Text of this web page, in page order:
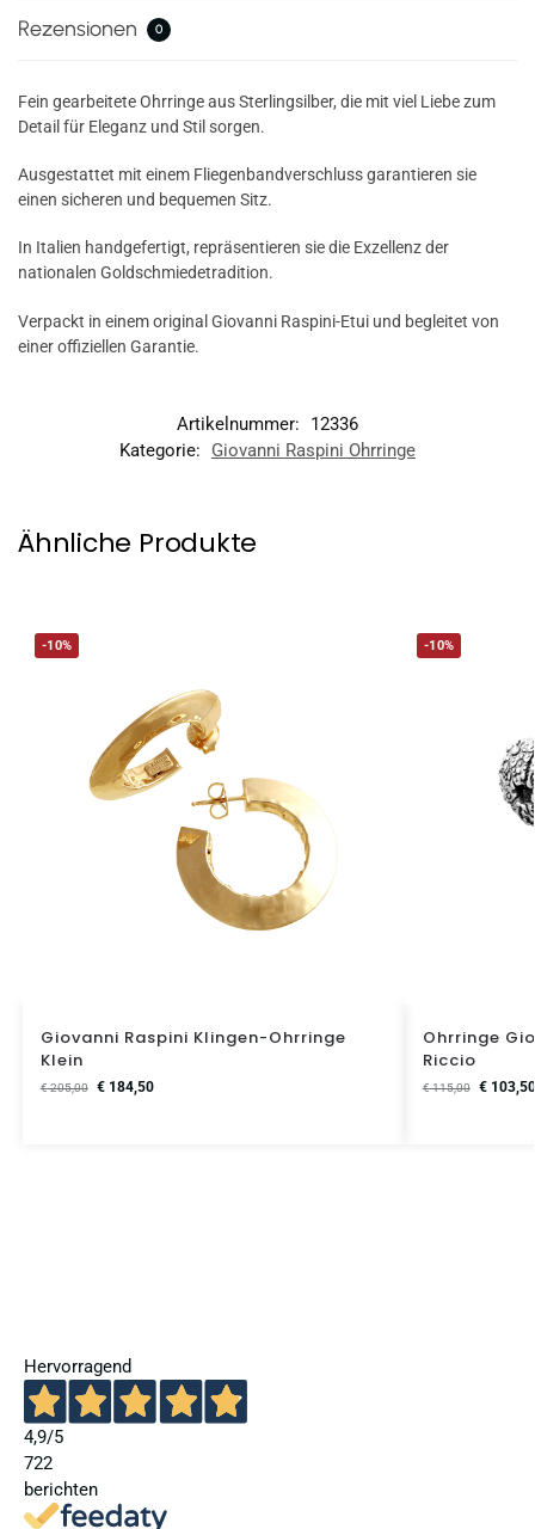
Rezensionen 0
Fein gearbeitete Ohrringe aus Sterlingsilber, die mit viel Liebe zum
Detail für Eleganz und Stil sorgen.
Ausgestattet mit einem Fliegenbandverschluss garantieren sie
einen sicheren und bequemen Sitz.
In Italien handgefertigt, repräsentieren sie die Exzellenz der
nationalen Goldschmiedetradition.
Verpackt in einem original Giovanni Raspini-Etui und begleitet von
einer offiziellen Garantie.
Artikelnummer:
12336
Kategorie:
Giovanni Raspini Ohrringe
Ähnliche Produkte
-10%
Giovanni Raspini Klingen-Ohrringe
Klein
€205,00 €184,50
-10%
Ohrringe
Riccio
€115,00 €103,50
Hervorragend
4,9/5
722
berichten